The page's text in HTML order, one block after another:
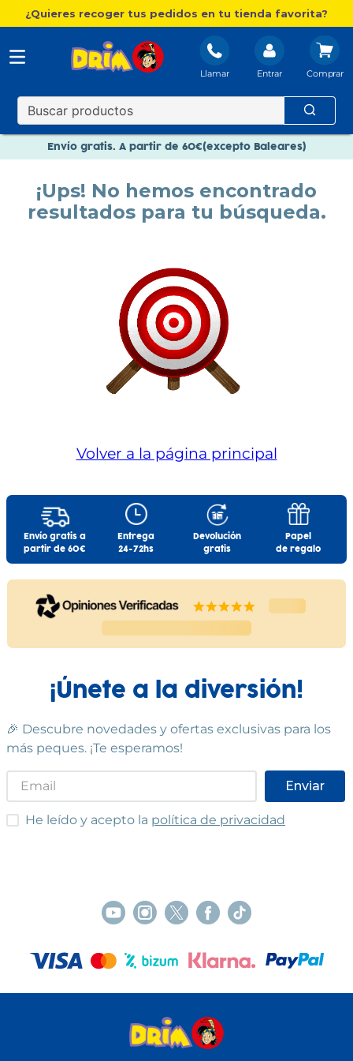
¿Quieres recoger tus pedidos en tu tienda favorita?
Llamar Entrar
Envío gratis. A partir de 60€(excepto Baleares)
Nuevo catálogo Aire Libre
Paga en 3 plazos sin intereses
¡Ups! No hemos encontrado
resultados para tu búsqueda.
Volver a la página principal
Envío gratis a
partir de 60€
Entrega
24-72hs
Devolución
gratis
Papel
de regalo
¡Únete a la diversión!
🎉 Descubre novedades y ofertas exclusivas para los
más peques. ¡Te esperamos!
Enviar
He leído y acepto las condiciones
He leído y acepto la política de privacidad